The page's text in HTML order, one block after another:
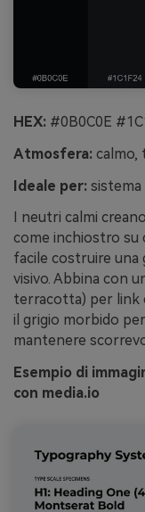
HEX: #0B0C0E
Atmosfera: calmo,
Ideale per:
I neutri calmi
come inchiostro su
facile costruire una
visivo. Abbina con
terracotta) per link
il grigio morbido
mantenere
Esempio di
con media.io